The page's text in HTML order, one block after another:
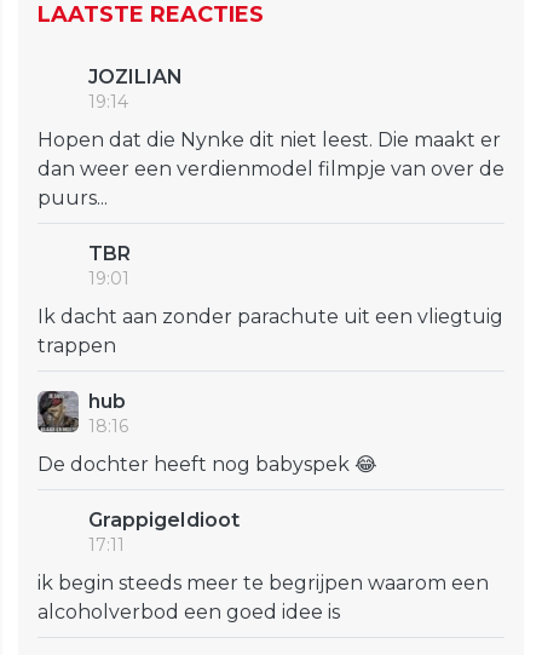
LAATSTE REACTIES
JOZILIAN
19:14
Hopen dat die Nynke dit niet leest. Die maakt er
dan weer een verdienmodel filmpje van over de
puurs...
TBR
19:01
Ik dacht aan zonder parachute uit een vliegtuig
trappen
hub
18:16
De dochter heeft nog babyspek 😂
GrappigeIdioot
17:11
ik begin steeds meer te begrijpen waarom een
alcoholverbod een goed idee is